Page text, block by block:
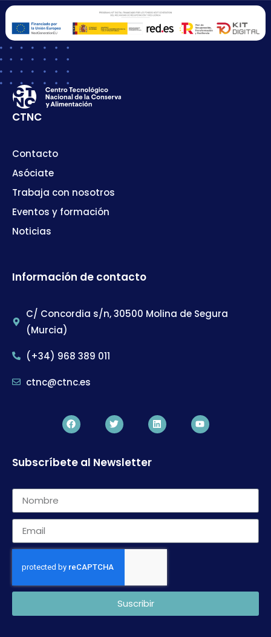
CTNC
Contacto
Asóciate
Trabaja con nosotros
Eventos y formación
Noticias
Información de contacto
C/ Concordia s/n, 30500 Molina de Segura
(Murcia)
(+34) 968 389 011
ctnc@ctnc.es
Subscríbete al Newsletter
Suscribir